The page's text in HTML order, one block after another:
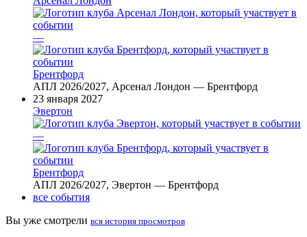
—
Брентфорд
АПЛ 2026/2027, Арсенал Лондон — Брентфорд
23 января 2027
Эвертон
—
Брентфорд
АПЛ 2026/2027, Эвертон — Брентфорд
все события
Вы уже смотрели вся история просмотров